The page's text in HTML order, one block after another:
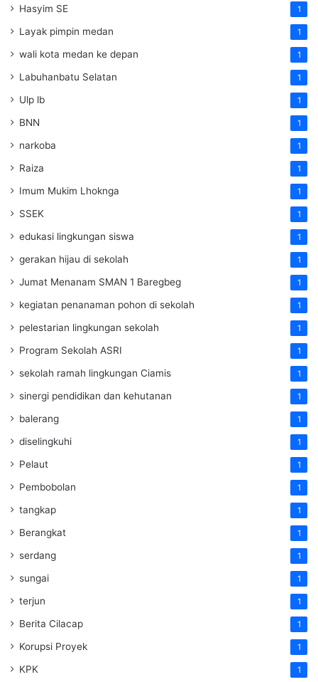
Hasyim SE 1
Layak pimpin medan 1
wali kota medan ke depan 1
Labuhanbatu Selatan 1
Ulp lb 1
BNN 1
narkoba 1
Raiza 1
Imum Mukim Lhoknga 1
SSEK 1
edukasi lingkungan siswa 1
gerakan hijau di sekolah 1
Jumat Menanam SMAN 1 Baregbeg 1
kegiatan penanaman pohon di sekolah 1
pelestarian lingkungan sekolah 1
Program Sekolah ASRI 1
sekolah ramah lingkungan Ciamis 1
sinergi pendidikan dan kehutanan 1
balerang 1
diselingkuhi 1
Pelaut 1
Pembobolan 1
tangkap 1
Berangkat 1
serdang 1
sungai 1
terjun 1
Berita Cilacap 1
Korupsi Proyek 1
KPK 1